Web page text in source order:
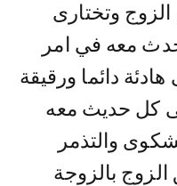
وتختارى
معه في امر
دائما ورقيقة
كل حديث معه
والتذمر
بالزوجة